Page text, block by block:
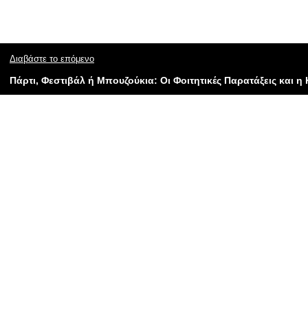
Διαβάστε το επόμενο
Πάρτι, Φεστιβάλ ή Μπουζούκια: Οι Φοιτητικές Παρατάξεις και